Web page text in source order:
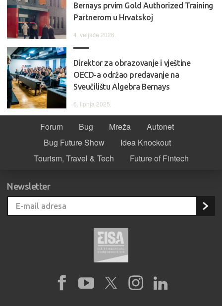
Bernays prvim Gold Authorized Training
Partnerom u Hrvatskoj
4. veljače 2026.
Direktor za obrazovanje i vještine
OECD-a održao predavanje na
Sveučilištu Algebra Bernays
6. lipnja 2025.
Forum Bug Mreža
Autonet
Bug Future Show
Idea Knockout
Tourism, Travel & Tech
Future of Fintech
Newsletter